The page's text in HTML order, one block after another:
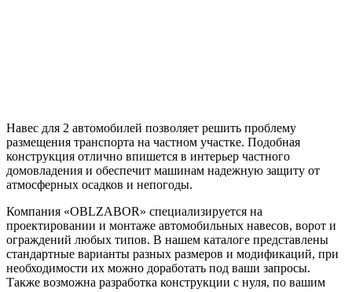
Навес для 2 автомобилей позволяет решить проблему
размещения транспорта на частном участке. Подобная
конструкция отлично впишется в интерьер частного
домовладения и обеспечит машинам надежную защиту от
атмосферных осадков и непогоды.
Компания «OBLZABOR» специализируется на
проектировании и монтаже автомобильных навесов, ворот и
ограждений любых типов. В нашем каталоге представлены
стандартные варианты разных размеров и модификаций, при
необходимости их можно доработать под ваши запросы.
Также возможна разработка конструкции с нуля, по вашим